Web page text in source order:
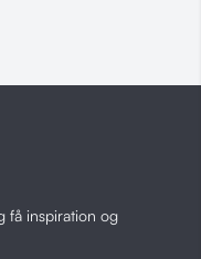
få inspiration og